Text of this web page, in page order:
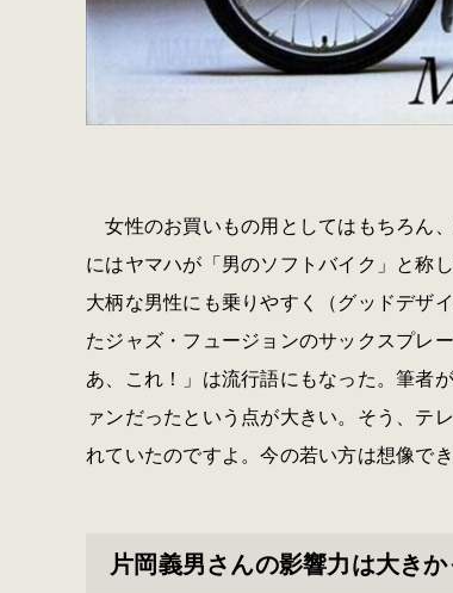
女性のお買いもの用としてはもちろん
にはヤマハが「男のソフトバイク」と称
大柄な男性にも乗りやすく（グッドデザ
たジャズ・フュージョンのサックスプレ
あ、これ！」は流行語にもなった。筆者
ァンだったという点が大きい。そう、テ
れていたのですよ。今の若い方は想像で
片岡義男さんの影響力は大きか